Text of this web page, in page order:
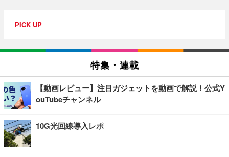
PICK UP
特集・連載
【動画レビュー】注目ガジェットを動画で解説！公式Y
ouTubeチャンネル
10G光回線導入レポ